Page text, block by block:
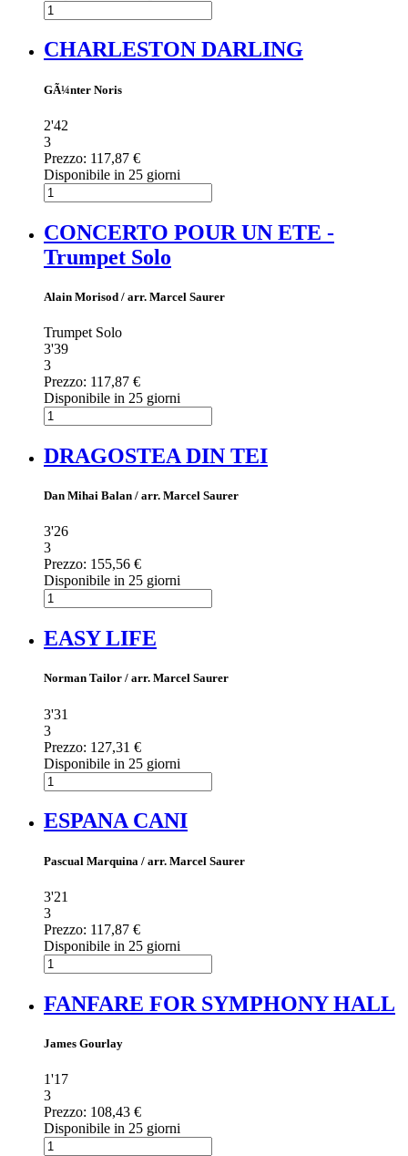
CHARLESTON DARLING
GÃ¼nter Noris
2'42
3
Prezzo: 117,87 €
Disponibile in 25 giorni
CONCERTO POUR UN ETE -
Trumpet Solo
Alain Morisod / arr. Marcel Saurer
Trumpet Solo
3'39
3
Prezzo: 117,87 €
Disponibile in 25 giorni
DRAGOSTEA DIN TEI
Dan Mihai Balan / arr. Marcel Saurer
3'26
3
Prezzo: 155,56 €
Disponibile in 25 giorni
EASY LIFE
Norman Tailor / arr. Marcel Saurer
3'31
3
Prezzo: 127,31 €
Disponibile in 25 giorni
ESPANA CANI
Pascual Marquina / arr. Marcel Saurer
3'21
3
Prezzo: 117,87 €
Disponibile in 25 giorni
FANFARE FOR SYMPHONY HALL
James Gourlay
1'17
3
Prezzo: 108,43 €
Disponibile in 25 giorni